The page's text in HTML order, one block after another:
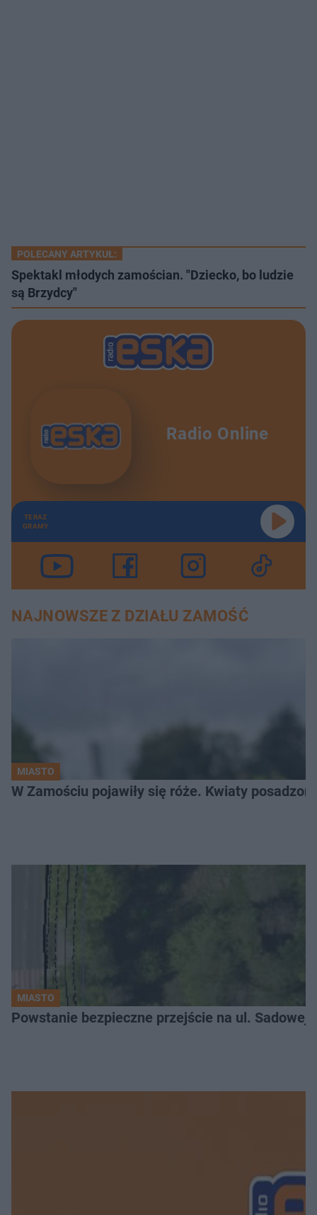
POLECANY ARTYKUŁ:
Spektakl młodych zamościan. "Dziecko, bo ludzie
są Brzydcy"
Radio Online
TERAZ
GRAMY
NAJNOWSZE Z DZIAŁU ZAMOŚĆ
MIASTO
W Zamościu pojawiły się róże. Kwiaty
MIASTO